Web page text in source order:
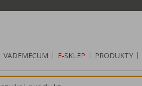
VADEMECUM | E-SKLEP | PRODUKTY |